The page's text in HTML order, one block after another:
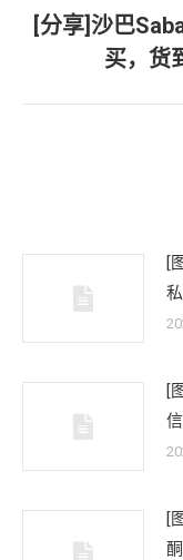
[分享]沙巴
买，货
[
[
[